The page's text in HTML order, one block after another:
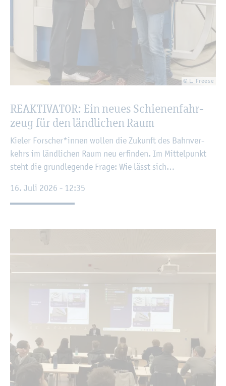
© L. Free­se
RE­AK­TI­VA­TOR: Ein neues Schie­nen­fahr­
zeug für den länd­li­chen Raum
Kie­ler For­scher*innen wol­len die Zu­kunft des Bahn­ver­
kehrs im länd­li­chen Raum neu er­fin­den. Im Mit­tel­punkt
steht die grund­le­gen­de Frage: Wie lässt sich…
16. Juli 2026 - 12:35